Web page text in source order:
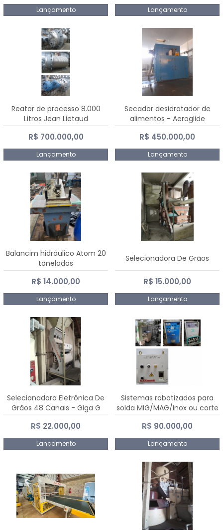
Lançamento Lançamento
Reator de processo 8.000
Litros Jean Lietaud
R$ 700.000,00
Lançamento
Secador desidratador de
alimentos - Aeroglide
R$ 450.000,00
Lançamento
Balancim hidráulico Atom 20
toneladas
R$ 14.000,00
Lançamento
Selecionadora De Grãos
R$ 15.000,00
Lançamento
Selecionadora Eletrônica De
Grãos 48 Canais - Giga G
10000
R$ 22.000,00
Lançamento
Sistemas robotizados para
solda MIG/MAG/Inox ou corte
plasma
R$ 90.000,00
Lançamento